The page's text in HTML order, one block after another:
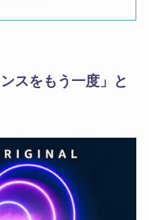
スをもう一度」と